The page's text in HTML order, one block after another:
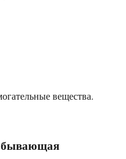
вещества.